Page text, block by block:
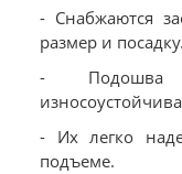
- Снабжаются
размер и посадку.
- Подошва
- Их легко
подъеме.